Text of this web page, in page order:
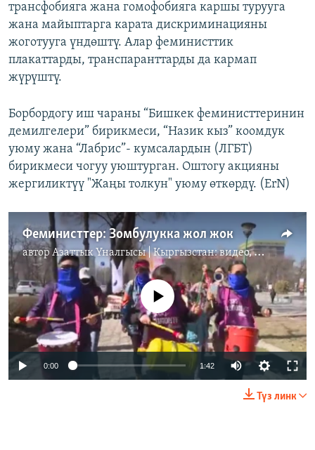
трансфобияга жана гомофобияга каршы турууга
жана майыптарга карата дискриминацияны
жоготууга үндөштү. Алар феминисттик
плакаттарды, транспаранттарды да кармап
жүрүштү.
Борбордогу иш чараны “Бишкек феминисттеринин
демилгелери” бирикмеси, “Назик кыз” коомдук
уюму жана “Лабрис”- кумсалардын (ЛГБТ)
бирикмеси чогуу уюштурган. Оштогу акцияны
жергиликтүү "Жаңы толкун" уюму өткөрдү. (ErN)
Феминисттер: Зомбулукка жол жок
авторАзаттык Үналгысы | Кыргызстан: видео, фото, кабарлар
No media source currently available
0:00 1:42
Түз линк